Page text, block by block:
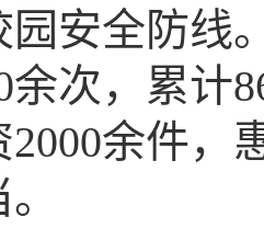
园安全防线
余次，累计
2000余件，